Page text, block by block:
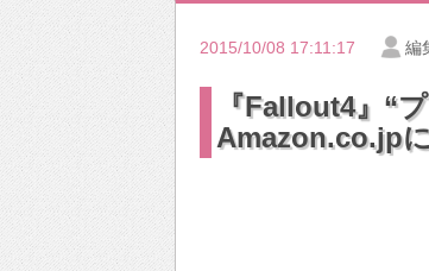
2015/10/08 17:11:17 編
『Fallout4』“
Amazon.co.jp